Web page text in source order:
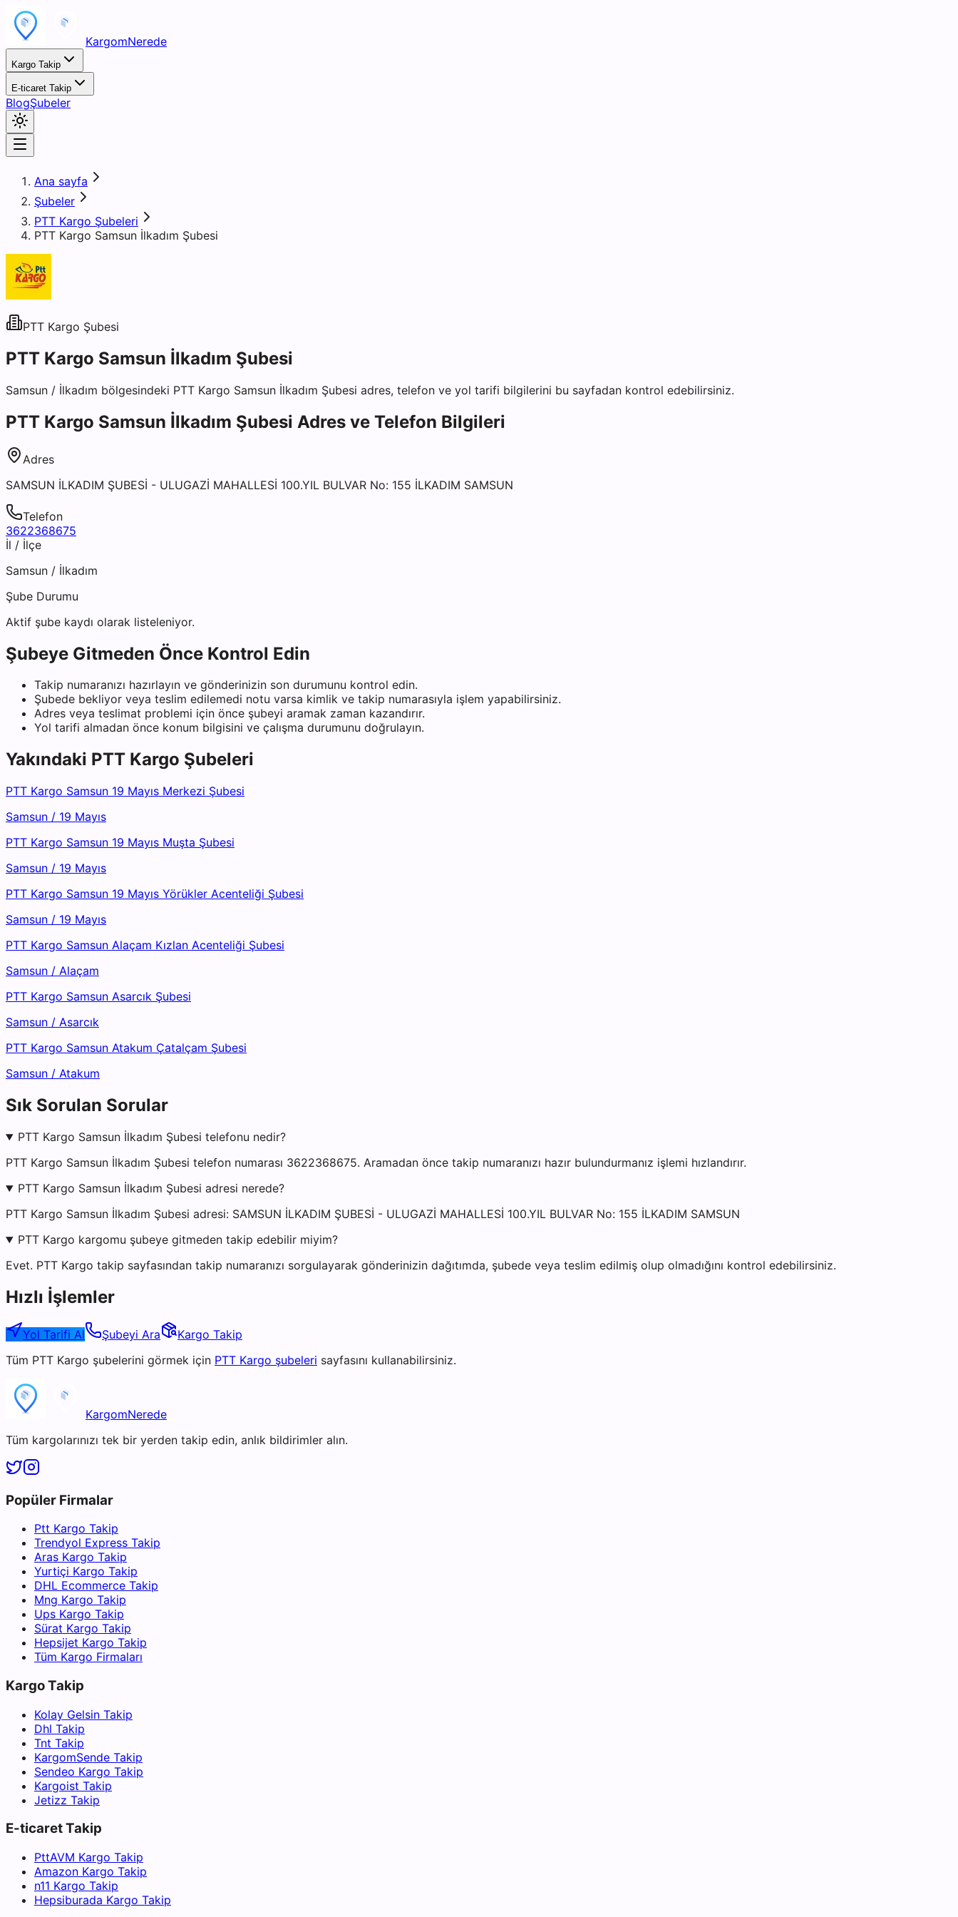
KargomNerede
Kargo Takip
E-ticaret Takip
BlogŞubeler
Ana sayfa
Şubeler
PTT Kargo Şubeleri
PTT Kargo Samsun İlkadım Şubesi
PTT Kargo Şubesi
PTT Kargo Samsun İlkadım Şubesi
Samsun / İlkadım bölgesindeki PTT Kargo Samsun İlkadım Şubesi adres, telefon ve yol tarifi bilgilerini bu sayfadan kontrol edebilirsiniz.
PTT Kargo Samsun İlkadım Şubesi Adres ve Telefon Bilgileri
Adres
SAMSUN İLKADIM ŞUBESİ - ULUGAZİ MAHALLESİ 100.YIL BULVAR No: 155 İLKADIM SAMSUN
Telefon
3622368675
İl / İlçe
Samsun / İlkadım
Şube Durumu
Aktif şube kaydı olarak listeleniyor.
Şubeye Gitmeden Önce Kontrol Edin
Takip numaranızı hazırlayın ve gönderinizin son durumunu kontrol edin.
Şubede bekliyor veya teslim edilemedi notu varsa kimlik ve takip numarasıyla işlem yapabilirsiniz.
Adres veya teslimat problemi için önce şubeyi aramak zaman kazandırır.
Yol tarifi almadan önce konum bilgisini ve çalışma durumunu doğrulayın.
Yakındaki PTT Kargo Şubeleri
PTT Kargo Samsun 19 Mayıs Merkezi Şubesi
Samsun / 19 Mayıs
PTT Kargo Samsun 19 Mayıs Muşta Şubesi
Samsun / 19 Mayıs
PTT Kargo Samsun 19 Mayıs Yörükler Acenteliği Şubesi
Samsun / 19 Mayıs
PTT Kargo Samsun Alaçam Kızlan Acenteliği Şubesi
Samsun / Alaçam
PTT Kargo Samsun Asarcık Şubesi
Samsun / Asarcık
PTT Kargo Samsun Atakum Çatalçam Şubesi
Samsun / Atakum
Sık Sorulan Sorular
PTT Kargo Samsun İlkadım Şubesi telefonu nedir?
PTT Kargo Samsun İlkadım Şubesi telefon numarası 3622368675. Aramadan önce takip numaranızı hazır bulundurmanız işlemi hızlandırır.
PTT Kargo Samsun İlkadım Şubesi adresi nerede?
PTT Kargo Samsun İlkadım Şubesi adresi: SAMSUN İLKADIM ŞUBESİ - ULUGAZİ MAHALLESİ 100.YIL BULVAR No: 155 İLKADIM SAMSUN
PTT Kargo kargomu şubeye gitmeden takip edebilir miyim?
Evet. PTT Kargo takip sayfasından takip numaranızı sorgulayarak gönderinizin dağıtımda, şubede veya teslim edilmiş olup olmadığını kontrol edebilirsiniz.
Hızlı İşlemler
Yol Tarifi Al Şubeyi Ara
Kargo Takip
Tüm PTT Kargo şubelerini görmek için PTT Kargo şubeleri sayfasını kullanabilirsiniz.
KargomNerede
Tüm kargolarınızı tek bir yerden takip edin, anlık bildirimler alın.
Popüler Firmalar
Ptt Kargo Takip
Trendyol Express Takip
Aras Kargo Takip
Yurtiçi Kargo Takip
DHL Ecommerce Takip
Mng Kargo Takip
Ups Kargo Takip
Sürat Kargo Takip
Hepsijet Kargo Takip
Tüm Kargo Firmaları
Kargo Takip
Kolay Gelsin Takip
Dhl Takip
Tnt Takip
KargomSende Takip
Sendeo Kargo Takip
Kargoist Takip
Jetizz Takip
E-ticaret Takip
PttAVM Kargo Takip
Amazon Kargo Takip
n11 Kargo Takip
Hepsiburada Kargo Takip